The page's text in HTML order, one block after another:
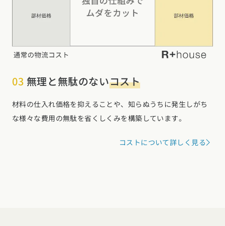
03 無理と無駄のないコスト
材料の仕入れ価格を抑えることや、知らぬうちに発生しがち
な様々な費用の無駄を省くしくみを構築しています。
コストについて詳しく見る